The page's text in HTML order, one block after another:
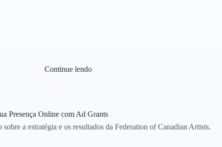
Continue lendo
Presença Online com Ad Grants
sobre a estratégia e os resultados da Federation of Canadian Artists.